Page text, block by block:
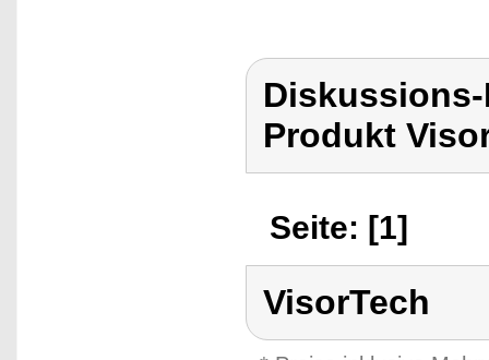
Produkt
Seite: [1]
VisorTech